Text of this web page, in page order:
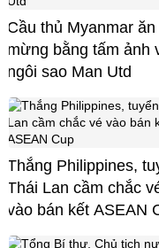
Cầu thủ Myanmar ăn
mừng bằng tấm ảnh
ngôi sao Man Utd
Thắng Philippines,
Thái Lan cầm chắc
vào bán kết ASEAN